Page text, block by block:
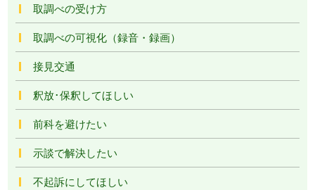
取調べの受け方
取調べの可視化（録音・録画）
接見交通
釈放･保釈してほしい
前科を避けたい
示談で解決したい
不起訴にしてほしい